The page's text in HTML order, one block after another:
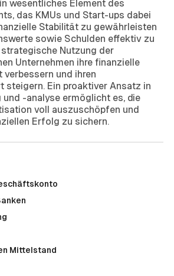
wesentliches Element des
das KMUs und Start-ups dabei
Stabilität zu gewährleisten
sowie Schulden effektiv zu
strategische Nutzung der
Unternehmen ihre finanzielle
und ihren
steigern. Ein proaktiver Ansatz in
und -analyse ermöglicht es, die
voll auszuschöpfen und
Erfolg zu sichern.
Mittelstand